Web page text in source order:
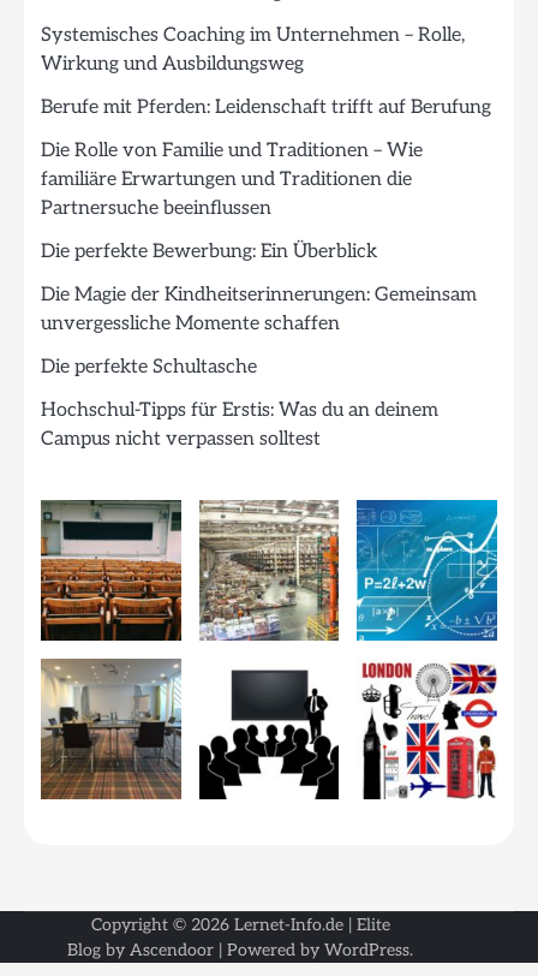
Systemisches Coaching im Unternehmen – Rolle,
Wirkung und Ausbildungsweg
Berufe mit Pferden: Leidenschaft trifft auf Berufung
Die Rolle von Familie und Traditionen – Wie
familiäre Erwartungen und Traditionen die
Partnersuche beeinflussen
Die perfekte Bewerbung: Ein Überblick
Die Magie der Kindheitserinnerungen: Gemeinsam
unvergessliche Momente schaffen
Die perfekte Schultasche
Hochschul-Tipps für Erstis: Was du an deinem
Campus nicht verpassen solltest
Copyright © 2026 Lernet-Info.de| Elite
Blog by Ascendoor | Powered by WordPress.